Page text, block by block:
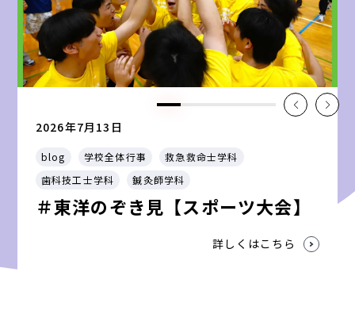
2026年7月13日
blog 学校全体行事
救急救命士学科
歯科技工士学科
鍼灸師学科
＃東洋のぞき見【スポーツ大会】
詳しくはこちら